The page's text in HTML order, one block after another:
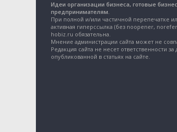
Идеи организации бизнеса, готовые
предпринимателям.
При полной и/или частичной перепечатке
активная гиперссылка (без noopener,
hobiz.ru обязательна.
Мнение администрации сайта может не
Редакция сайта не несет ответственности
опубликованной в статьях на сайте.